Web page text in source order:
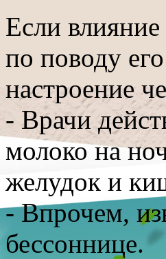
Если
по поводу
настроение
- Врачи
молоко на
желудок и
- Впрочем,
бессоннице.